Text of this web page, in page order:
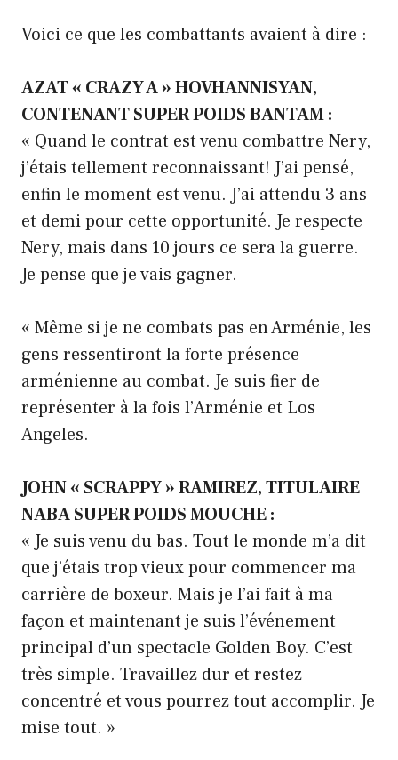
Voici ce que les combattants avaient à dire :
AZAT « CRAZY A » HOVHANNISYAN,
CONTENANT SUPER POIDS BANTAM :
« Quand le contrat est venu combattre Nery,
j’étais tellement reconnaissant! J’ai pensé,
enfin le moment est venu. J’ai attendu 3 ans
et demi pour cette opportunité. Je respecte
Nery, mais dans 10 jours ce sera la guerre.
Je pense que je vais gagner.
« Même si je ne combats pas en Arménie, les
gens ressentiront la forte présence
arménienne au combat. Je suis fier de
représenter à la fois l’Arménie et Los
Angeles.
JOHN « SCRAPPY » RAMIREZ, TITULAIRE
NABA SUPER POIDS MOUCHE :
« Je suis venu du bas. Tout le monde m’a dit
que j’étais trop vieux pour commencer ma
carrière de boxeur. Mais je l’ai fait à ma
façon et maintenant je suis l’événement
principal d’un spectacle Golden Boy. C’est
très simple. Travaillez dur et restez
concentré et vous pourrez tout accomplir. Je
mise tout. »